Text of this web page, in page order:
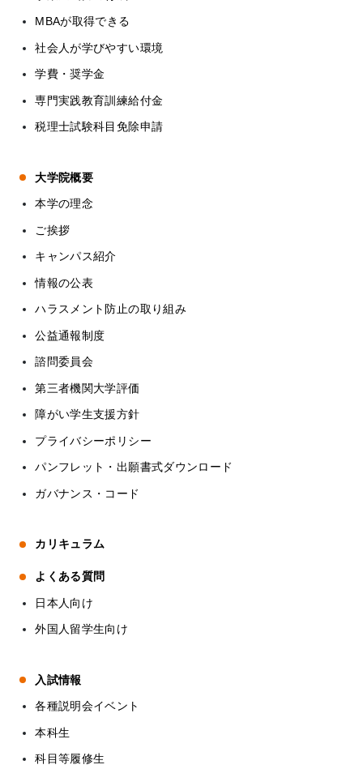
MBAが取得できる
社会人が学びやすい環境
学費・奨学金
専門実践教育訓練給付金
税理士試験科目免除申請
大学院概要
本学の理念
ご挨拶
キャンパス紹介
情報の公表
ハラスメント防止の取り組み
公益通報制度
諮問委員会
第三者機関大学評価
障がい学生支援方針
プライバシーポリシー
パンフレット・出願書式ダウンロード
ガバナンス・コード
カリキュラム
よくある質問
日本人向け
外国人留学生向け
入試情報
各種説明会イベント
本科生
科目等履修生